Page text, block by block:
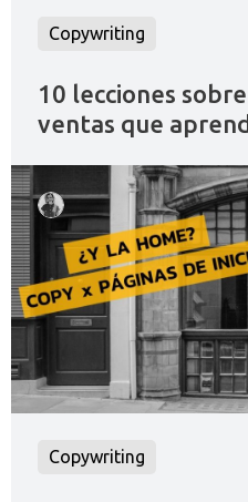
Copywriting
10 lecciones
ventas que
Copywriting